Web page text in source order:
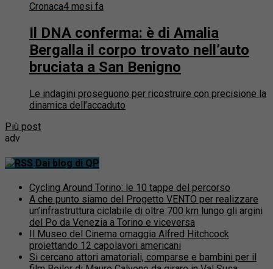
Cronaca4 mesi fa
Il DNA conferma: è di Amalia
Bergalla il corpo trovato nell’auto
bruciata a San Benigno
Le indagini proseguono per ricostruire con precisione la
dinamica dell’accaduto
Più post
adv
Dai blog di QP
Cycling Around Torino: le 10 tappe del percorso
A che punto siamo del Progetto VENTO per realizzare
un’infrastruttura ciclabile di oltre 700 km lungo gli argini
del Po da Venezia a Torino e viceversa
Il Museo del Cinema omaggia Alfred Hitchcock
proiettando 12 capolavori americani
Si cercano attori amatoriali, comparse e bambini per il